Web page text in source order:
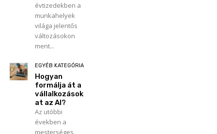
évtizedekben a
munkahelyek
világa jelentős
változásokon
ment...
EGYÉB KATEGÓRIA
Hogyan
formálja át a
vállalkozások
at az AI?
Az utóbbi
években a
mesterséges